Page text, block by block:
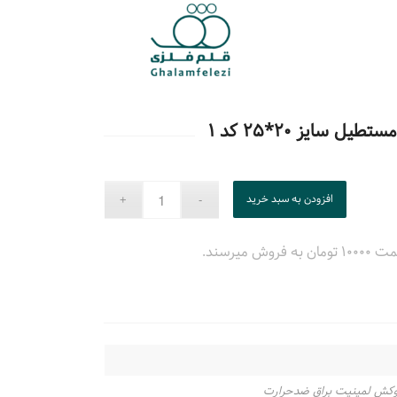
سایز ۲۰*۲۵ کد ۱
افزودن به سبد خرید
لمینیت براق ضدحرارت